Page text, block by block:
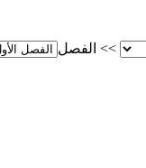
>> الفصل